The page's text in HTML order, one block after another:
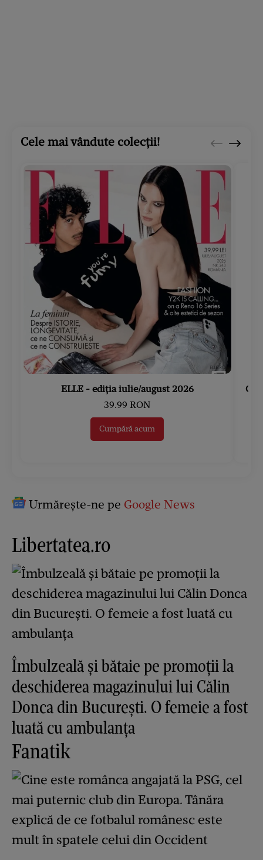
Cele mai vândute colecții!
ELLE - ediția iulie/august 2026
39.99 RON
Cumpără acum
Urmărește-ne pe Google News
Libertatea.ro
Îmbulzeală și bătaie pe promoții la
deschiderea magazinului lui Călin
Donca din București. O femeie a fost
luată cu ambulanța
Fanatik